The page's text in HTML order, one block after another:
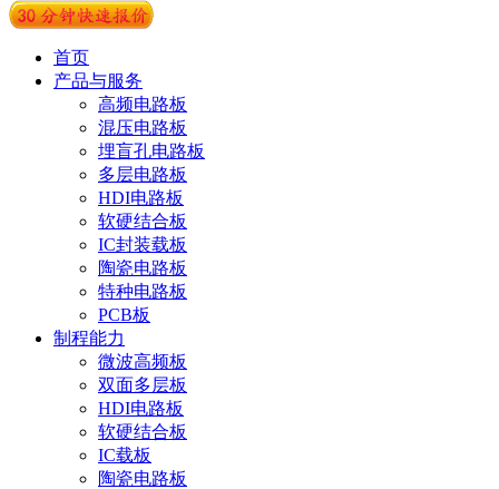
首页
产品与服务
高频电路板
混压电路板
埋盲孔电路板
多层电路板
HDI电路板
软硬结合板
IC封装载板
陶瓷电路板
特种电路板
PCB板
制程能力
微波高频板
双面多层板
HDI电路板
软硬结合板
IC载板
陶瓷电路板